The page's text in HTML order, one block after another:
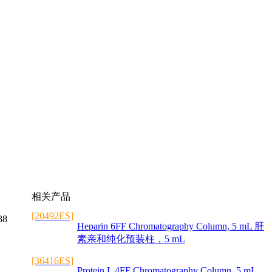
相关产品
[20492ES]
Heparin 6FF Chromatography Column, 5 mL 肝
素亲和纯化预装柱，5 mL
[36416ES]